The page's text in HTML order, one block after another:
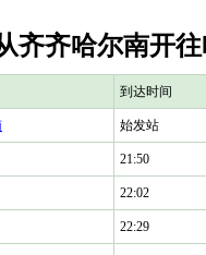
齐齐哈尔南开
到达时间
始发站
21:50
22:02
22:29